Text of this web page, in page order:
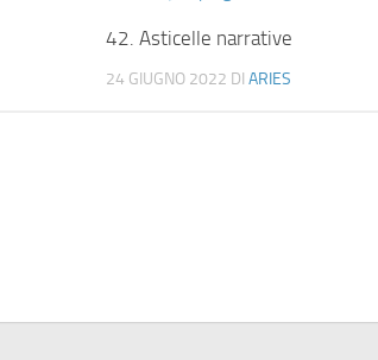
42. Asticelle narrative
24 GIUGNO 2022 DI ARIES